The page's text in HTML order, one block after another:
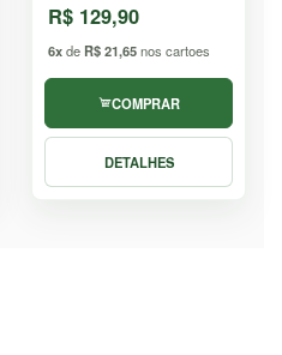
R$ 129,90
6xde R$ 21,65nos cartoes
COMPRAR
DETALHES